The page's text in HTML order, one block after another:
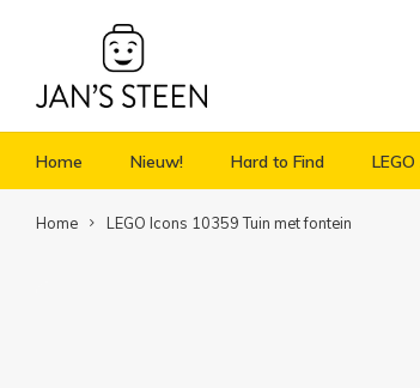
Home Nieuw! Hard to Find
Home LEGO Icons 10359 Tuin met fontein